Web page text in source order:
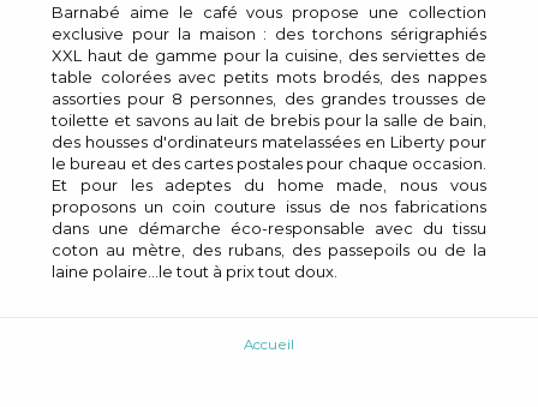
Barnabé aime le café vous propose une collection
exclusive pour la maison : des torchons sérigraphiés
XXL haut de gamme pour la cuisine, des serviettes de
table colorées avec petits mots brodés, des nappes
assorties pour 8 personnes, des grandes trousses de
toilette et savons au lait de brebis pour la salle de bain,
des housses d'ordinateurs matelassées en Liberty pour
le bureau et des cartes postales pour chaque occasion.
Et pour les adeptes du home made, nous vous
proposons un coin couture issus de nos fabrications
dans une démarche éco-responsable avec du tissu
coton au mètre, des rubans, des passepoils ou de la
laine polaire...le tout à prix tout doux.
Accueil